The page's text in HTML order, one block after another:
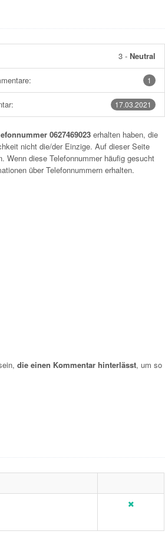
3- Neutral
1
17.03.2021
0627469023 erhalten haben, die
nicht die/der Einzige. Auf dieser Seite
Wenn diese Telefonnummer häufig gesucht
über Telefonnummern erhalten.
die einen Kommentar hinterlässt, um so